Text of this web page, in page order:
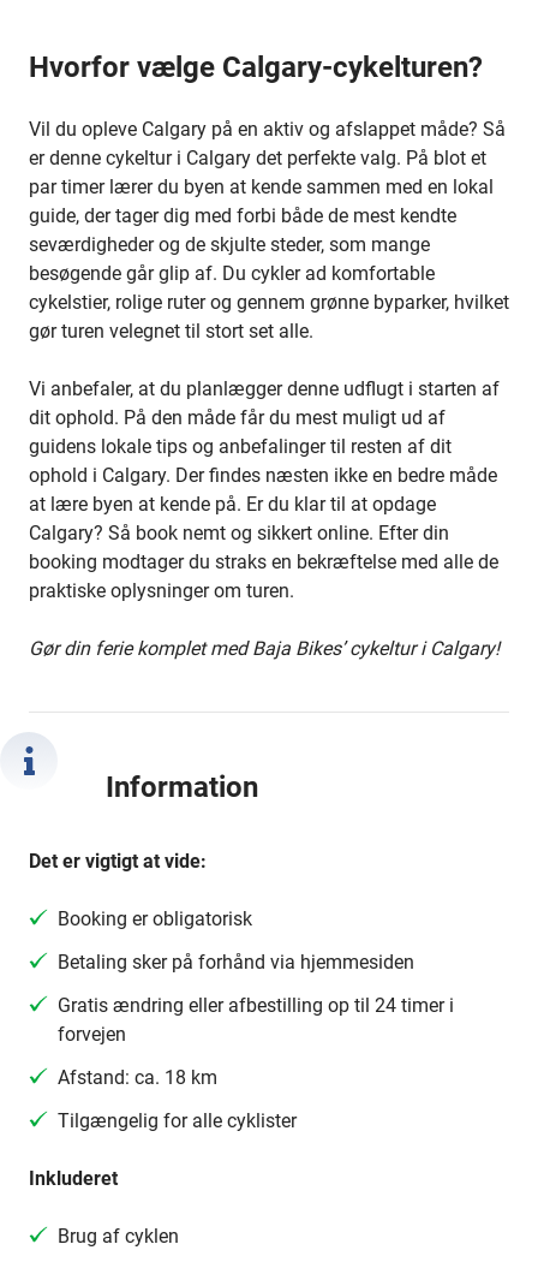
Hvorfor vælge Calgary-cykelturen?
Vil du opleve Calgary på en aktiv og afslappet måde? Så
er denne cykeltur i Calgary det perfekte valg. På blot et
par timer lærer du byen at kende sammen med en lokal
guide, der tager dig med forbi både de mest kendte
seværdigheder og de skjulte steder, som mange
besøgende går glip af. Du cykler ad komfortable
cykelstier, rolige ruter og gennem grønne byparker, hvilket
gør turen velegnet til stort set alle.
Vi anbefaler, at du planlægger denne udflugt i starten af
dit ophold. På den måde får du mest muligt ud af
guidens lokale tips og anbefalinger til resten af dit
ophold i Calgary. Der findes næsten ikke en bedre måde
at lære byen at kende på. Er du klar til at opdage
Calgary? Så book nemt og sikkert online. Efter din
booking modtager du straks en bekræftelse med alle de
praktiske oplysninger om turen.
Gør din ferie komplet med Baja Bikes’ cykeltur i Calgary!
Information
Det er vigtigt at vide:
Booking er obligatorisk
Betaling sker på forhånd via hjemmesiden
Gratis ændring eller afbestilling op til 24 timer i
forvejen
Afstand: ca. 18 km
Tilgængelig for alle cyklister
Inkluderet
Brug af cyklen